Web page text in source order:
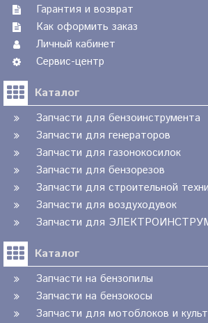
Гарантия и возврат
Как оформить заказ
Личный кабинет
Сервис-центр
Каталог
Запчасти для бензоинструмента
Запчасти для генераторов
Запчасти для газонокосилок
Запчасти для бензорезов
Запчасти для строительной
Запчасти для воздуходувок
Запчасти для
Каталог
Запчасти на бензопилы
Запчасти на бензокосы
Запчасти для мотоблоков и